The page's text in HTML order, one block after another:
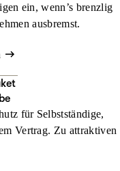
ein, wenn’s brenzlig
ausbremst.
für Selbstständige,
Vertrag. Zu attraktiven